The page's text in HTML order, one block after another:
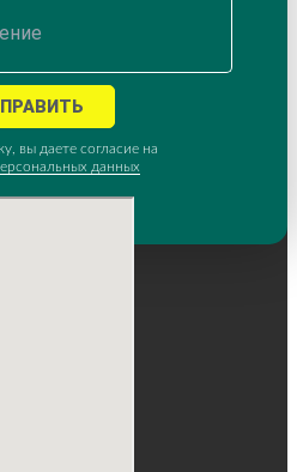
вы даете согласие на
данных